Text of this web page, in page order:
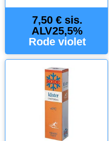
7,50 € sis.
ALV25,5%
Rode violet